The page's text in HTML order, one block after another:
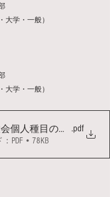
大学・一般）
大学・一般）
個人種目の変更.pdf
PDF • 78KB